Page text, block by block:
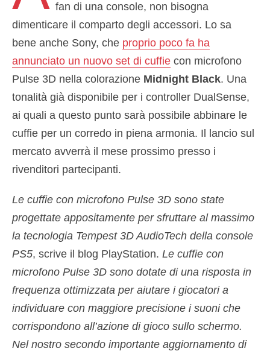
fan di una console, non bisogna
dimenticare il comparto degli accessori. Lo sa
bene anche Sony, che proprio poco fa ha
annunciato un nuovo set di cuffie con microfono
Pulse 3D nella colorazione Midnight Black. Una
tonalità già disponibile per i controller DualSense,
ai quali a questo punto sarà possibile abbinare le
cuffie per un corredo in piena armonia. Il lancio sul
mercato avverrà il mese prossimo presso i
rivenditori partecipanti.
Le cuffie con microfono Pulse 3D sono state
progettate appositamente per sfruttare al massimo
la tecnologia Tempest 3D AudioTech della console
PS5, scrive il blog PlayStation. Le cuffie con
microfono Pulse 3D sono dotate di una risposta in
frequenza ottimizzata per aiutare i giocatori a
individuare con maggiore precisione i suoni che
corrispondono all’azione di gioco sullo schermo.
Nel nostro secondo importante aggiornamento di